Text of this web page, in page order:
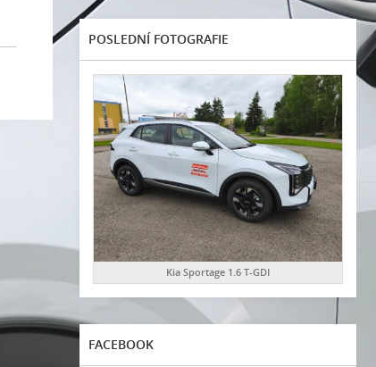
POSLEDNÍ FOTOGRAFIE
Kia Sportage 1.6 T-GDI
FACEBOOK